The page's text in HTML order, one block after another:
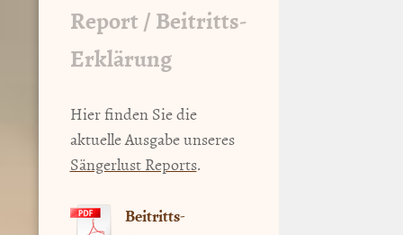
Report / Beitritts-
Erklärung
Hier finden Sie die
aktuelle Ausgabe unseres
Sängerlust Reports.
Beitritts-